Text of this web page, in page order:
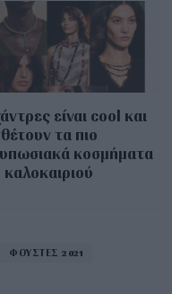
είναι cool και
τα πιο
κοσμήματα
ΦΟΥΣΤΕΣ 2021